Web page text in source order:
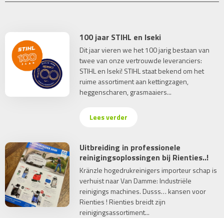
100 jaar STIHL en Iseki
Dit jaar vieren we het 100 jarig bestaan van
twee van onze vertrouwde leveranciers:
STIHL en Iseki! STIHL staat bekend om het
ruime assortiment aan kettingzagen,
heggenscharen, grasmaaiers...
Lees verder
Uitbreiding in professionele
reinigingsoplossingen bij Rienties..!
Kränzle hogedrukreinigers importeur schap is
verhuist naar Van Damme: Industriële
reinigings machines. Dusss… kansen voor
Rienties ! Rienties breidt zijn
reinigingsassortiment...